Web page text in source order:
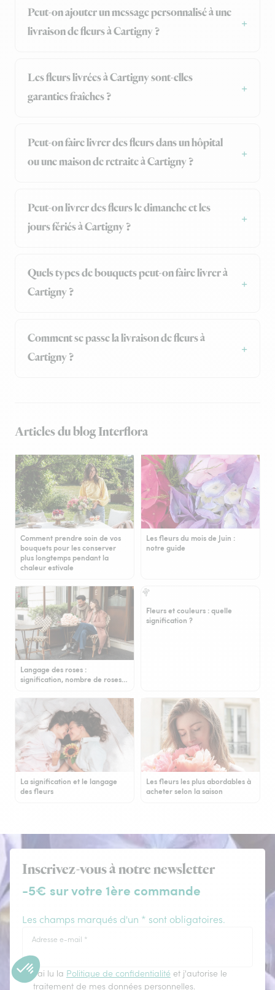
Peut-on ajouter un message personnalisé à une
livraison de fleurs à Cartigny ?
Les fleurs livrées à Cartigny sont-elles
garanties fraîches ?
Peut-on faire livrer des fleurs dans un hôpital
ou une maison de retraite à Cartigny ?
Peut-on livrer des fleurs le dimanche et les
jours fériés à Cartigny ?
Quels types de bouquets peut-on faire livrer à
Cartigny ?
Comment se passe la livraison de fleurs à
Cartigny ?
Articles du blog Interflora
Comment prendre soin de vos
bouquets pour les conserver
plus longtemps pendant la
chaleur estivale
Les fleurs du mois de Juin :
notre guide
Langage des roses :
signification, nombre de roses…
Fleurs et couleurs : quelle
signification ?
La signification et le langage
des fleurs
Les fleurs les plus abordables à
acheter selon la saison
Inscrivez-vous à notre newsletter
-5€ sur votre 1ère commande
Les champs marqués d'un * sont obligatoires.
Adresse e-mail *
J'ai lu la Politique de confidentialité et j'autorise le
traitement de mes données personnelles.